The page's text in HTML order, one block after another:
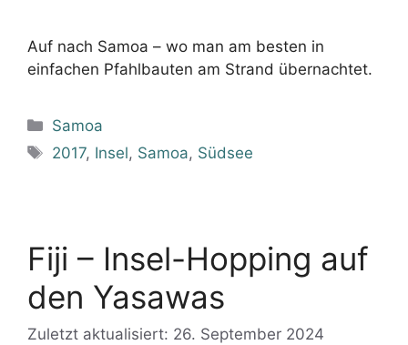
Auf nach Samoa – wo man am besten in
einfachen Pfahlbauten am Strand übernachtet.
Kategorien
Samoa
Schlagwörter
2017, Insel, Samoa, Südsee
Fiji – Insel-Hopping auf
den Yasawas
Zuletzt aktualisiert: 26. September 2024